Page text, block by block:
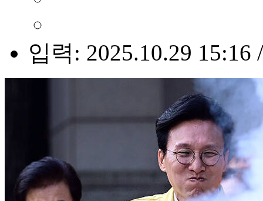
입력: 2025.10.29 15:16